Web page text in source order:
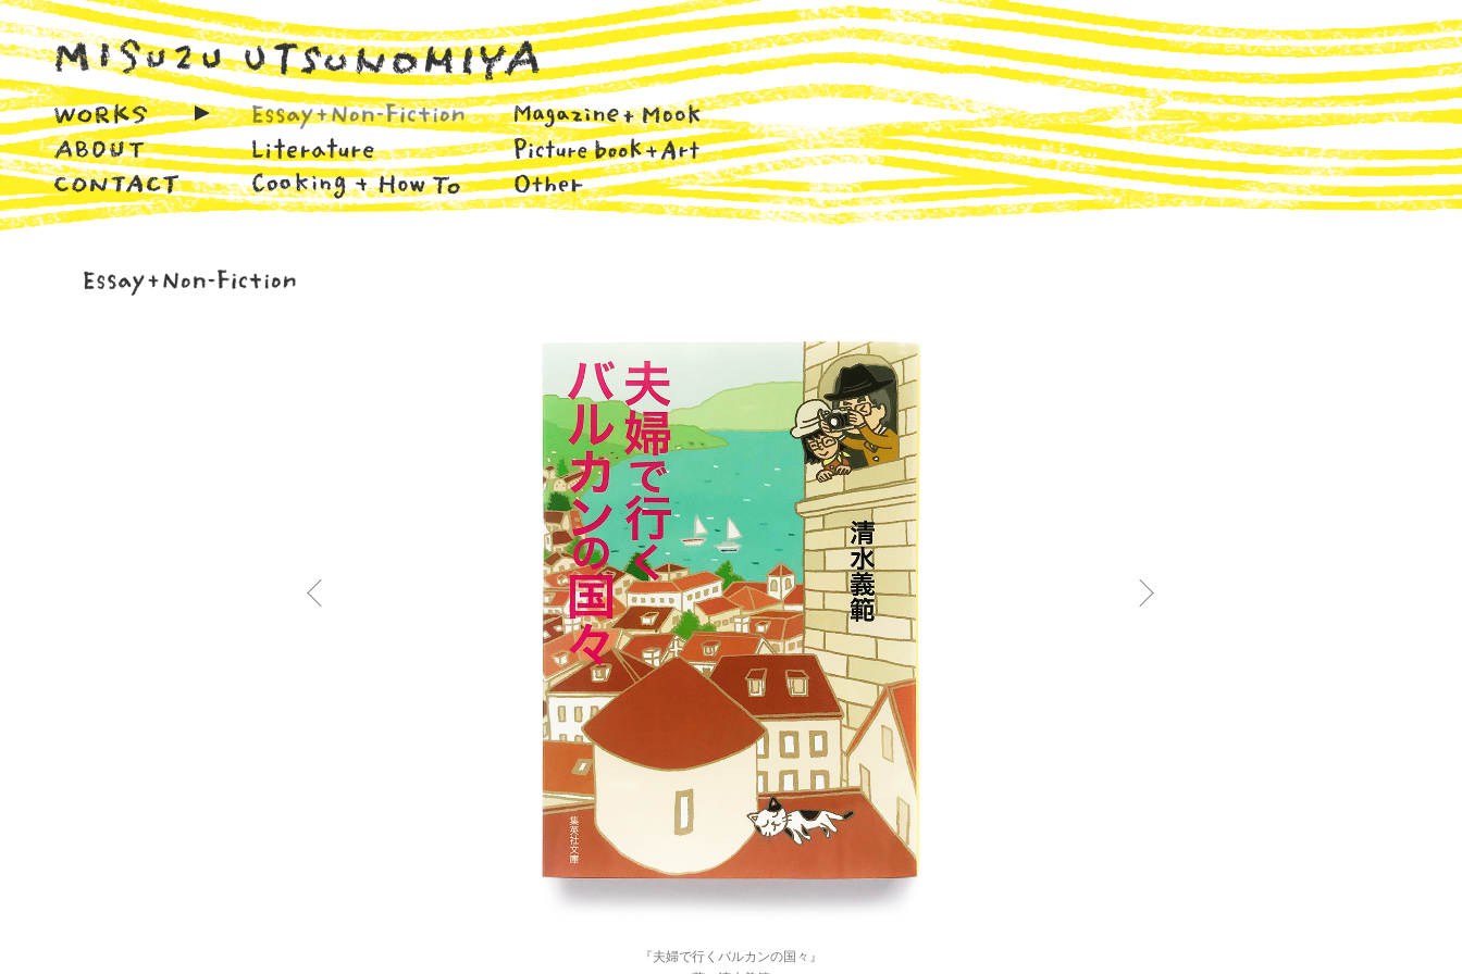
『夫婦で行くバルカンの国々』